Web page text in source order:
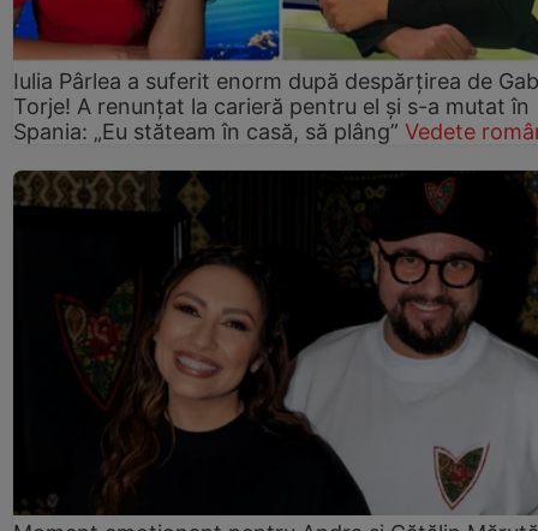
Iulia Pârlea a suferit enorm după despărțirea de
Torje! A renunțat la carieră pentru el și s-a mutat în
Spania: „Eu stăteam în casă, să plâng” Vedete